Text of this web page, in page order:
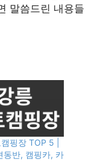
말씀드린 내용들
핑장 TOP 5 |
동반, 캠핑카, 카